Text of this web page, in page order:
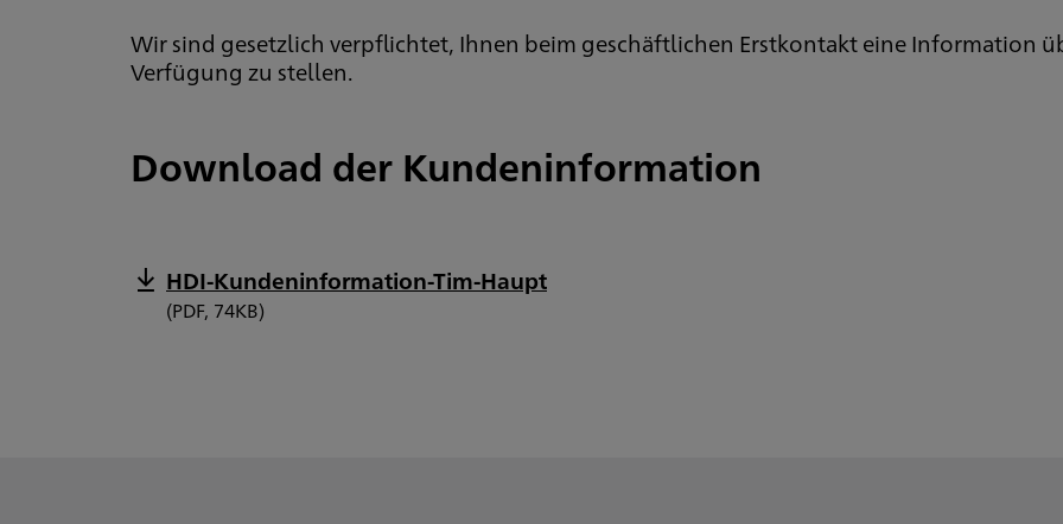
Wir sind gesetzlich verpflichtet, Ihnen beim geschäftlichen Erstkontakt eine Information
Verfügung zu stellen.
Download der Kundeninformation
HDI-Kundeninformation-Tim-Haupt
(PDF, 74KB)